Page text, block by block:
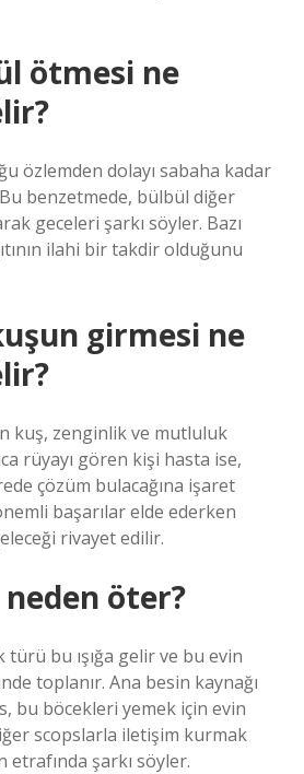
ötmesi ne
özlemden dolayı sabaha kadar
benzetmede, bülbül diğer
geceleri şarkı söyler. Bazı
ilahi bir takdir olduğunu
girmesi ne
kuş, zenginlik ve mutluluk
rüyayı gören kişi hasta ise,
çözüm bulacağına işaret
başarılar elde ederken
rivayet edilir.
neden öter?
türü bu ışığa gelir ve bu evin
toplanır. Ana besin kaynağı
bu böcekleri yemek için evin
scopslarla iletişim kurmak
etrafında şarkı söyler.